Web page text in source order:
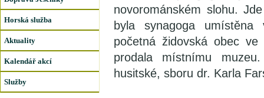
Horská služba
Aktuality
Kalendář akcí
Služby
novorománském slohu.
byla synagoga umístěna
početná židovská obec
prodala místnímu
husitské, sboru dr. Karla